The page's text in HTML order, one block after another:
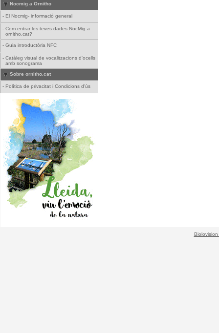
Nocmig a Ornitho
- El Nocmig- informació general
- Com entrar les teves dades NocMig a
ornitho.cat?
- Guia introductòria NFC
- Catàleg visual de vocalitzacions d'ocells
amb sonograma
Sobre ornitho.cat
- Política de privacitat i Condicions d'ús
Biolovision